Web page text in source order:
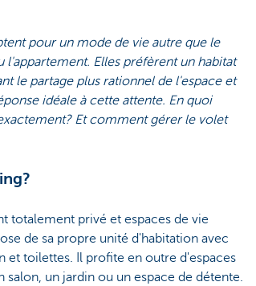
pour un mode de vie autre que le
Elles préfèrent un habitat
le partage plus rationnel de l'espace et
idéale à cette attente. En quoi
Et comment gérer le volet
totalement privé et espaces de vie
de sa propre unité d'habitation avec
et toilettes. Il profite en outre d'espaces
un jardin ou un espace de détente.